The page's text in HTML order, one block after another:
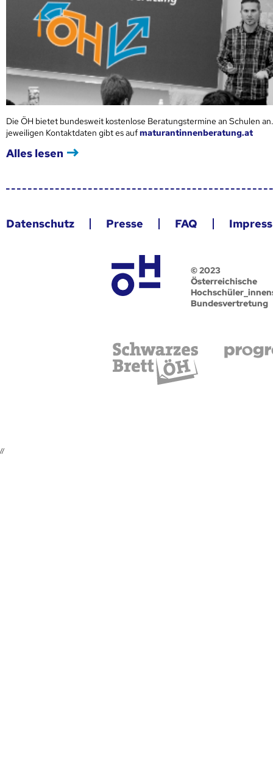
Die ÖH bietet bundesweit kostenlose Beratungstermine an Schulen
jeweiligen Kontaktdaten gibt es aufmaturantinnenberatung.at
Alles lesen
Datenschutz Presse FAQ
© 2023
Österreichische
Bundesvertretung
//